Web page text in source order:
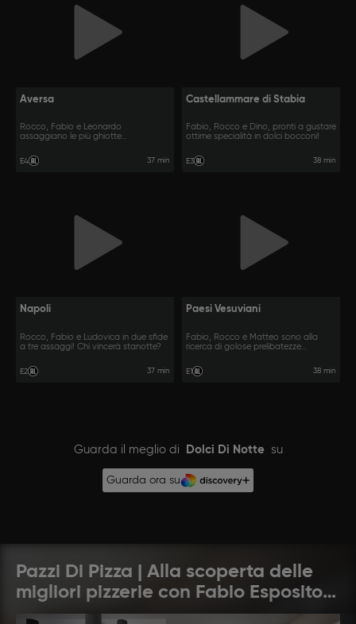
Aversa
Rocco, Fabio e Leonardo
assaggiano le più ghiotte
E4 37 min
Castellammare di Stabia
Fabio, Rocco e Dino, pronti a gustare
ottime specialità in dolci bocconi!
E3 38 min
Napoli
Rocco, Fabio e Ludovica in due sfide
a tre assaggi! Chi vincerà stanotte?
E2 37 min
Paesi Vesuviani
Fabio, Rocco e Matteo sono alla
ricerca di golose prelibatezze
E1 38 min
Guarda il meglio di Dolci Di Notte su
Guarda ora su
Pazzi Di Pizza | Alla scoperta delle
migliori pizzerie con Fabio Esposito e
Sal Da Vinci